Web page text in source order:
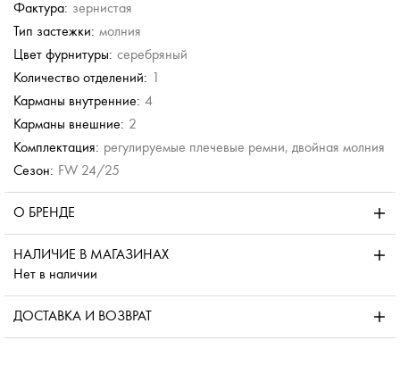
Фактура: зернистая
Тип застежки: молния
Цвет фурнитуры: серебряный
Количество отделений: 1
Карманы внутренние: 4
Карманы внешние: 2
Комплектация: регулируемые плечевые ремни, двойная молния
Сезон: FW 24/25
О БРЕНДЕ
НАЛИЧИЕ В МАГАЗИНАХ
Нет в наличии
ДОСТАВКА И ВОЗВРАТ